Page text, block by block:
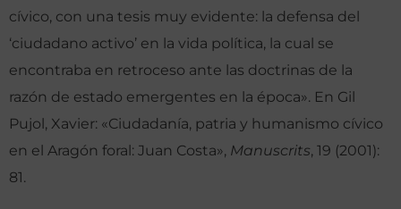
cívico, con una tesis muy evidente: la defensa del
‘ciudadano activo’ en la vida política, la cual se
encontraba en retroceso ante las doctrinas de la
razón de estado emergentes en la época». En Gil
Pujol, Xavier: «Ciudadanía, patria y humanismo cívico
en el Aragón foral: Juan Costa», Manuscrits, 19 (2001):
81.